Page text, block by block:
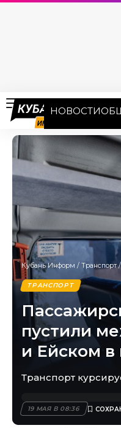
НОВОСТИ
Кубань Информ / Транспорт
ТРАНСПОРТ
пустили
и Ейском в
Транспорт
19 МАЯ В 08:36